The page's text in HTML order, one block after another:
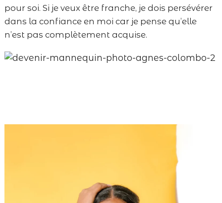
pour soi. Si je veux être franche, je dois persévérer
dans la confiance en moi car je pense qu’elle
n’est pas complètement acquise.